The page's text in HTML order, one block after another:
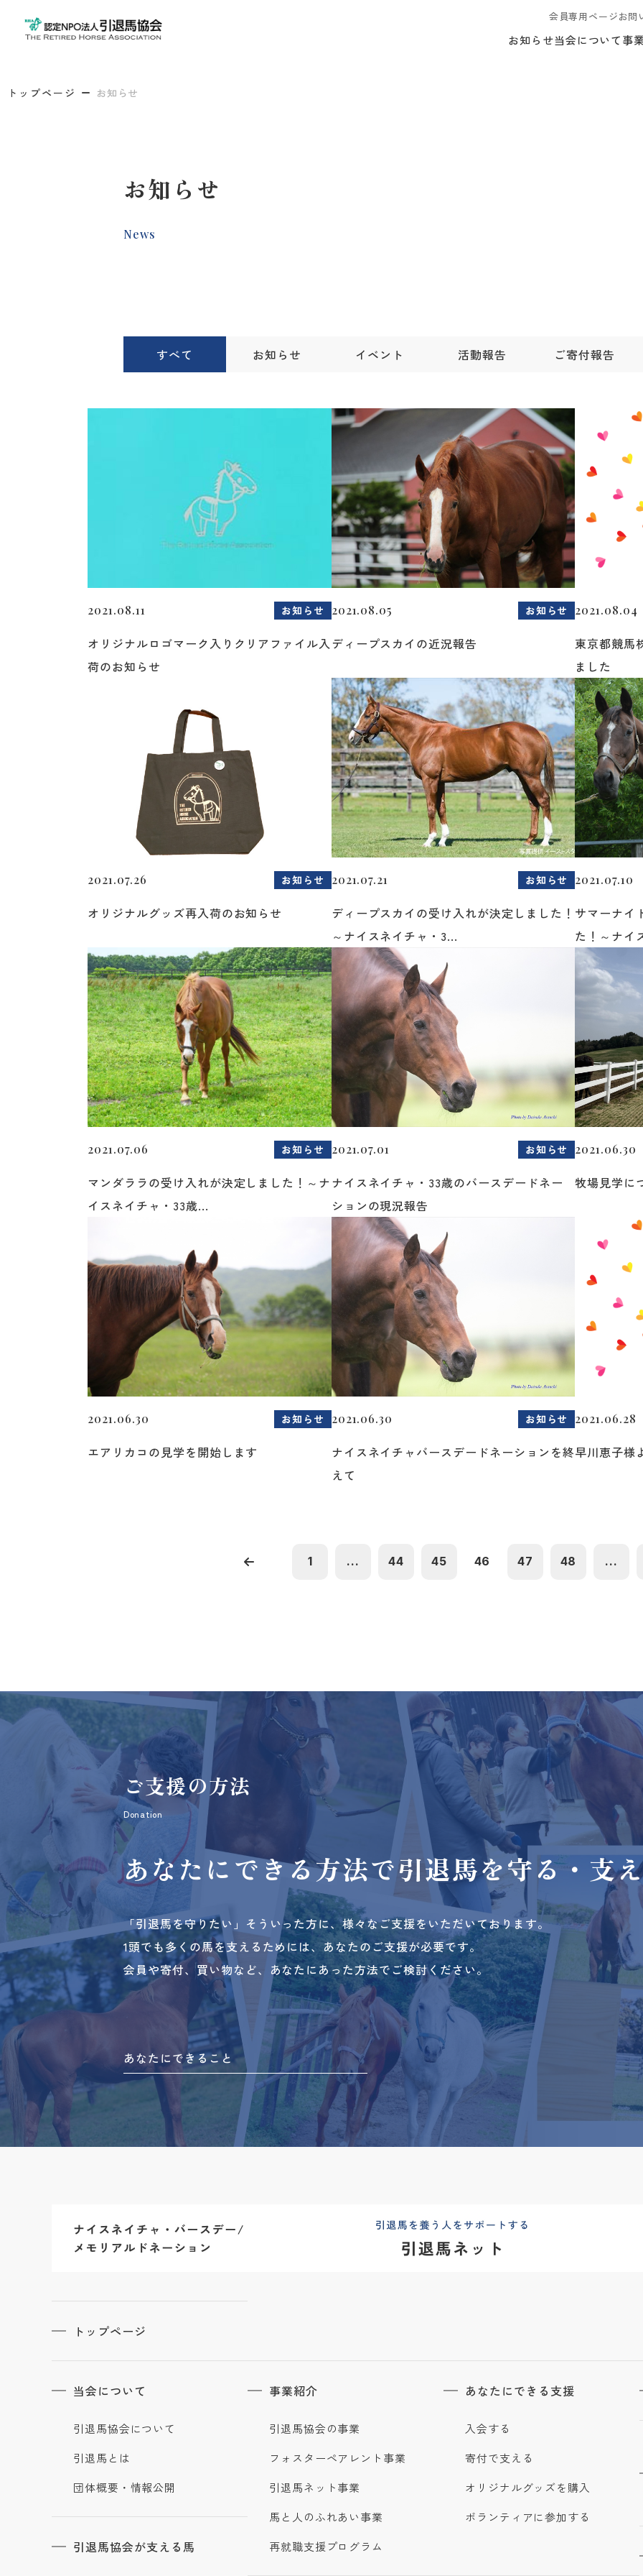
会員専用ページお問
お知らせ当会について事
トップページ お知らせ
お知らせ
News
すべて お知らせ イベント 活動報告 ご寄付報告
2021.08.11 お知らせ
オリジナルロゴマーク入りクリアファイル入
荷のお知らせ
2021.08.05 お知らせ
ディープスカイの近況報告
2021.08.04
東京都競馬
ました
2021.07.26 お知らせ
オリジナルグッズ再入荷のお知らせ
2021.07.21 お知らせ
ディープスカイの受け入れが決定しました！
～ナイスネイチャ・3...
2021.07.10
サマーナイ
た！～ナイ
2021.07.06 お知らせ
マンダララの受け入れが決定しました！～ナ
イスネイチャ・33歳...
2021.07.01 お知らせ
ナイスネイチャ・33歳のバースデードネー
ションの現況報告
2021.06.30
牧場見学に
2021.06.30 お知らせ
エアリカコの見学を開始します
2021.06.30 お知らせ
ナイスネイチャバースデードネーションを終
えて
2021.06.28
早川恵子様
1 ... 44 45 46 47 48 ...
ご支援の方法
Donation
あなたにできる方法で引退馬を守る・支
「引退馬を守りたい」そういった方に、様々なご支援をいただいております。
1頭でも多くの馬を支えるためには、あなたのご支援が必要です。
会員や寄付、買い物など、あなたにあった方法でご検討ください。
あなたにできること
トップページ
当会について
引退馬協会について
引退馬とは
団体概要・情報公開
引退馬協会が支える馬
事業紹介
引退馬協会の事業
フォスターペアレント事業
引退馬ネット事業
馬と人のふれあい事業
再就職支援プログラム
あなたにできる支援
入会する
寄付で支える
オリジナルグッズを購入
ボランティアに参加する